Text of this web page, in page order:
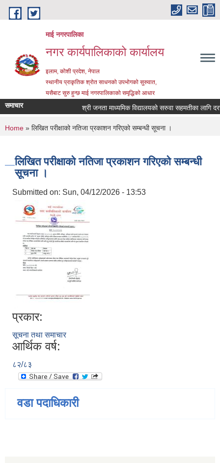
Skip to main content
माई नगरपालिका
नगर कार्यपालिकाको कार्यालय
इलाम, कोशी प्रदेश, नेपाल
स्थानीय प्राकृतिक श्रोत साधनको उपभोगको सुरुवात,
यसैबाट सुरु हुन्छ माई नगरपालिकाको समृद्धिको आधार
समाचार श्री जनता माध्यमिक विद्यालयको सरुवा सहमतीका लागि
You are here
Home » लिखित परीक्षाको नतिजा प्रकाशन गरिएको सम्बन्धी सूचना ।
लिखित परीक्षाको नतिजा प्रकाशन गरिएको सम्बन्धी
सूचना ।
Submitted on: Sun, 04/12/2026 - 13:53
प्रकार:
सूचना तथा समाचार
आर्थिक वर्ष:
८२/८३
वडा पदाधिकारी